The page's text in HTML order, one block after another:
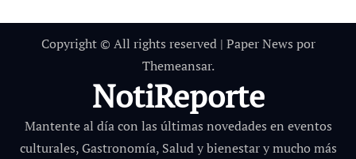
Copyright © All rights reserved | Paper News por
Themeansar.
NotiReporte
Mantente al día con las últimas novedades en eventos
culturales, Gastronomía, Salud y bienestar y mucho más